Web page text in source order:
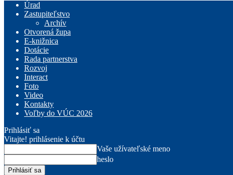
Úrad
Zastupiteľstvo
Archív
Otvorená župa
E-knižnica
Dotácie
Rada partnerstva
Rozvoj
Interact
Foto
Video
Kontakty
Voľby do VÚC 2026
Prihlásiť sa
Vitajte! prihlásenie k účtu
Vaše užívateľské meno
heslo